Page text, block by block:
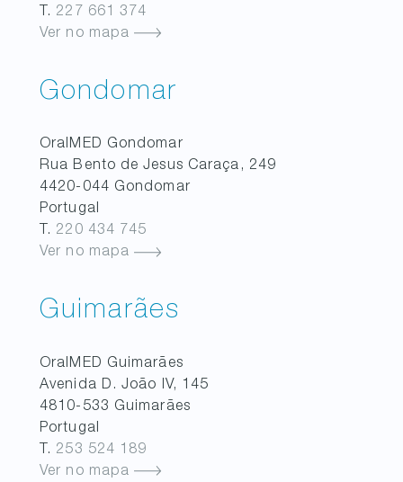
T. 227 661 374
Ver no mapa
Gondomar
OralMED Gondomar
Rua Bento de Jesus Caraça, 249
4420-044 Gondomar
Portugal
T. 220 434 745
Ver no mapa
Guimarães
OralMED Guimarães
Avenida D. João IV, 145
4810-533 Guimarães
Portugal
T. 253 524 189
Ver no mapa